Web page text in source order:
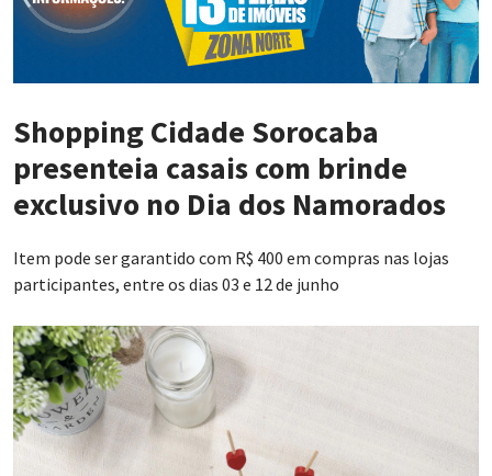
Shopping Cidade Sorocaba
presenteia casais com brinde
exclusivo no Dia dos Namorados
Item pode ser garantido com R$ 400 em compras nas lojas
participantes, entre os dias 03 e 12 de junho